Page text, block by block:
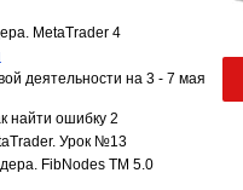
MetaTrader 4
деятельности на 3 - 7 мая
найти ошибку 2
Урок №13
FibNodes TM 5.0